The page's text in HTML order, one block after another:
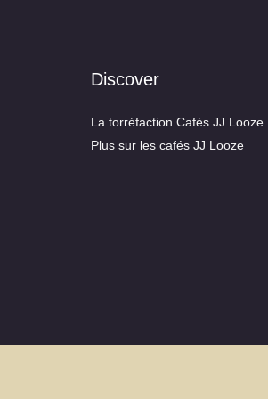
Discover
La torréfaction Cafés JJ Looze
Plus sur les cafés JJ Looze